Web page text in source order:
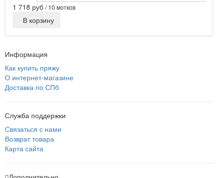
1 718 руб / 10 мотков
В корзину
Информация
Как купить пряжу
О интернет-магазине
Доставка по СПб
Служба поддержки
Связаться с нами
Возврат товара
Карта сайта